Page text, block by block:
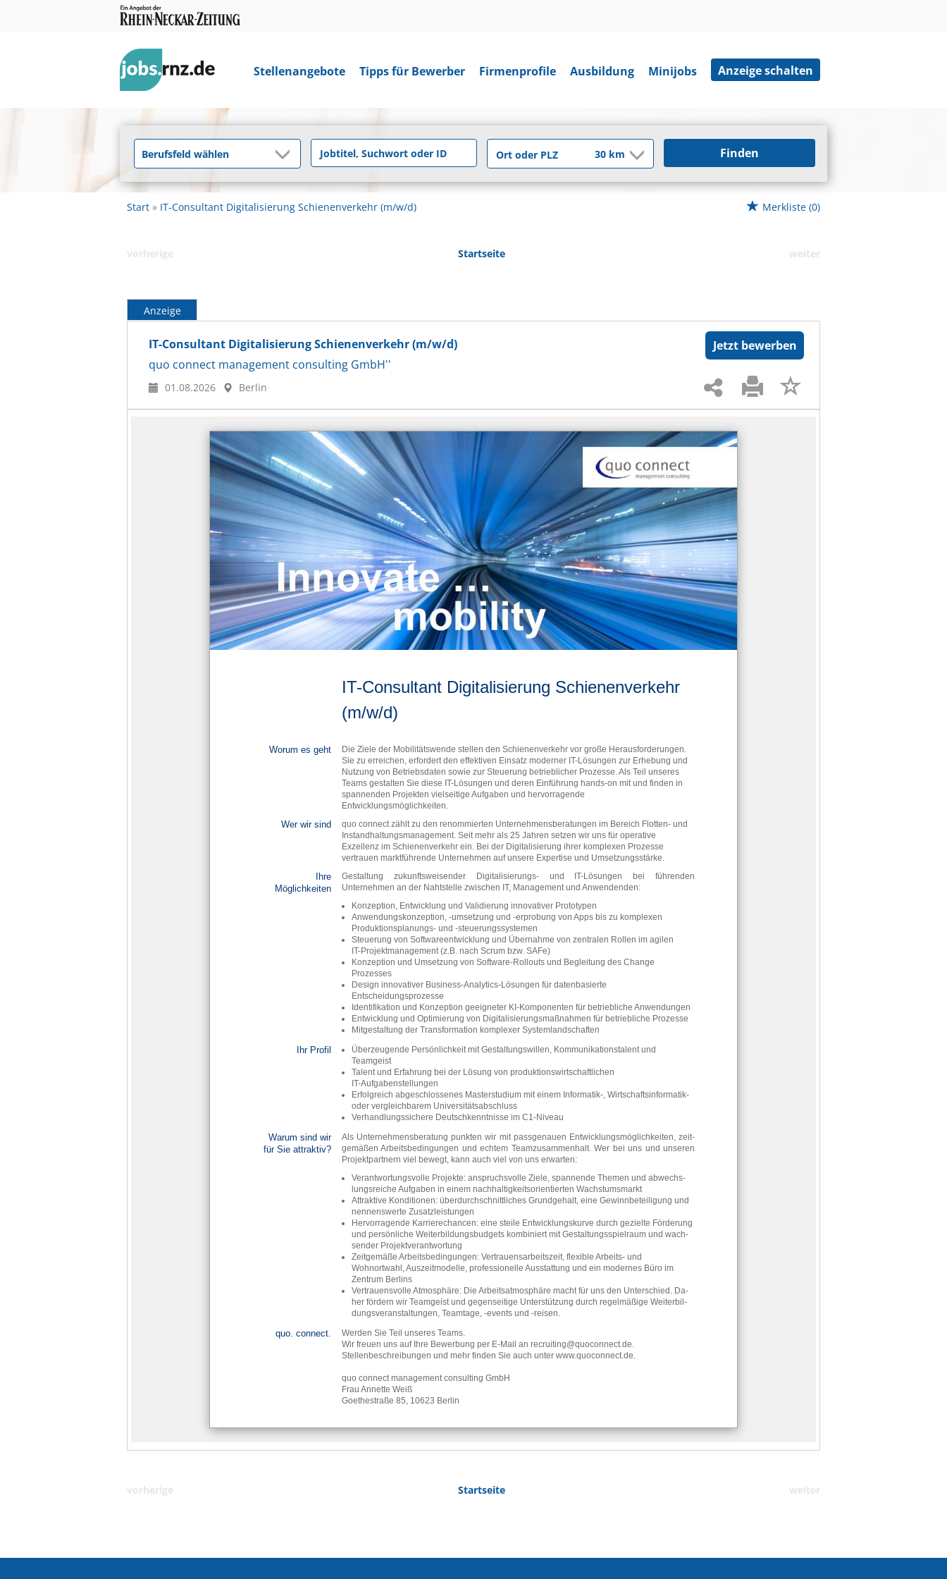
Stellenangebote Tipps für Bewerber Firmenprofile Ausbildung Minijobs Anzeige schalten
Finden
Start IT-Consultant Digitalisierung Schienenverkehr (m/w/d) Merkliste (0)
vorherige Startseite weiter
Anzeige
IT-Consultant Digitalisierung Schienenverkehr (m/w/d)
quo connect management consulting GmbH''
01.08.2026 Berlin
Jetzt bewerben
vorherige Startseite weiter